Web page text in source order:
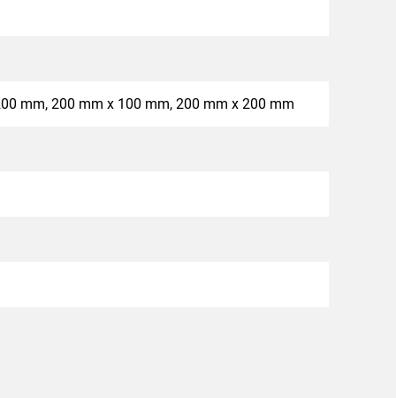
mm, 200 mm x 100 mm, 200 mm x 200 mm